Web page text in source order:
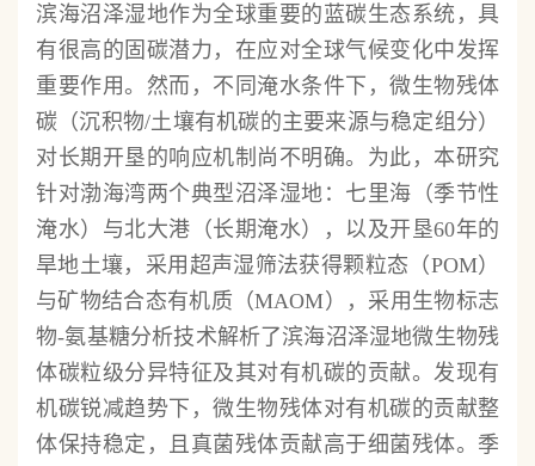
滨海沼泽湿地作为全球重要的蓝碳生态系统，具
有很高的固碳潜力，在应对全球气候变化中发挥
重要作用。然而，不同淹水条件下，微生物残体
碳（沉积物/土壤有机碳的主要来源与稳定组分）
对长期开垦的响应机制尚不明确。为此，本研究
针对渤海湾两个典型沼泽湿地：七里海（季节性
淹水）与北大港（长期淹水），以及开垦60年的
旱地土壤，采用超声湿筛法获得颗粒态（POM）
与矿物结合态有机质（MAOM），采用生物标志
物-氨基糖分析技术解析了滨海沼泽湿地微生物残
体碳粒级分异特征及其对有机碳的贡献。发现有
机碳锐减趋势下，微生物残体对有机碳的贡献整
体保持稳定，且真菌残体贡献高于细菌残体。季